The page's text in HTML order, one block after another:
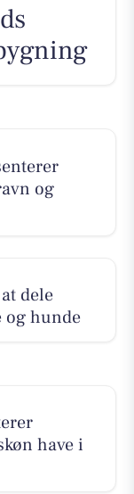
og
dele
og hunde
have i